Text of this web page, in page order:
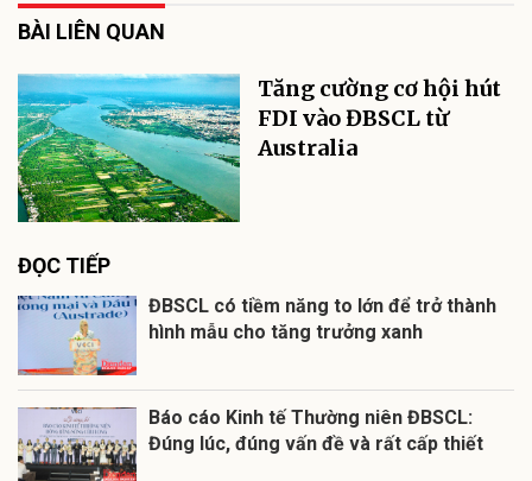
BÀI LIÊN QUAN
Tăng cường cơ hội hút
FDI vào ĐBSCL từ
Australia
ĐỌC TIẾP
ĐBSCL có tiềm năng to lớn để trở thành
hình mẫu cho tăng trưởng xanh
Báo cáo Kinh tế Thường niên ĐBSCL:
Đúng lúc, đúng vấn đề và rất cấp thiết